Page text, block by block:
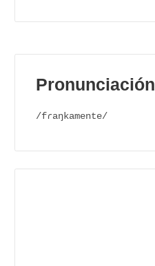
Pronunciación
/fɾaŋkamente/